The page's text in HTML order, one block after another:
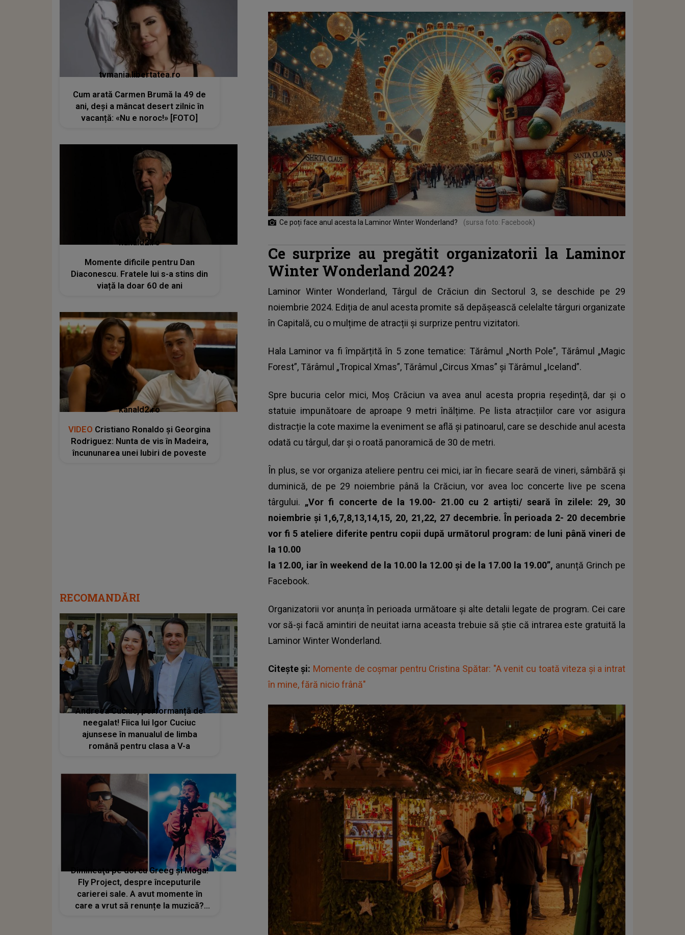
Ce poți face anul acesta la Laminor Winter Wonderland? (sursa foto: Facebook)
Ce surprize au pregătit organizatorii la Laminor
Winter Wonderland 2024?
Laminor Winter Wonderland, Târgul de Crăciun din Sectorul 3, se deschide pe 29
noiembrie 2024. Ediția de anul acesta promite să depășească celelalte târguri organizate
în Capitală, cu o mulțime de atracții și surprize pentru vizitatori.
Hala Laminor va fi împărțită în 5 zone tematice: Tărâmul „North Pole”, Tărâmul „Magic
Forest”, Tărâmul „Tropical Xmas”, Tărâmul „Circus Xmas” și Tărâmul „Iceland”.
Spre bucuria celor mici, Moș Crăciun va avea anul acesta propria reședință, dar și o
statuie impunătoare de aproape 9 metri înălțime. Pe lista atracțiilor care vor asigura
distracție la cote maxime la eveniment se află și patinoarul, care se deschide anul acesta
odată cu târgul, dar și o roată panoramică de 30 de metri.
În plus, se vor organiza ateliere pentru cei mici, iar în fiecare seară de vineri, sâmbără și
duminică, de pe 29 noiembrie până la Crăciun, vor avea loc concerte live pe scena
târgului. „Vor fi concerte de la 19.00- 21.00 cu 2 artiști/ seară în zilele: 29, 30
noiembrie și 1,6,7,8,13,14,15, 20, 21,22, 27 decembrie. În perioada 2- 20 decembrie
vor fi 5 ateliere diferite pentru copii după următorul program: de luni până vineri de
la 10.00
la 12.00, iar în weekend de la 10.00 la 12.00 și de la 17.00 la 19.00”, anunță Grinch pe
Facebook.
Organizatorii vor anunța în perioada următoare și alte detalii legate de program. Cei care
vor să-și facă amintiri de neuitat iarna aceasta trebuie să știe că intrarea este gratuită la
Laminor Winter Wonderland.
Citește și: Momente de coșmar pentru Cristina Spătar: "A venit cu toată viteza și a intrat
în mine, fără nicio frână"
tvmania.libertatea.ro
Cum arată Carmen Brumă la 49 de
ani, deși a mâncat desert zilnic în
vacanță: «Nu e noroc!» [FOTO]
kanald2.ro
Momente dificile pentru Dan
Diaconescu. Fratele lui s-a stins din
viață la doar 60 de ani
kanald2.ro
VIDEO Cristiano Ronaldo și Georgina
Rodriguez: Nunta de vis în Madeira,
încununarea unei Iubiri de poveste
RECOMANDĂRI
Andreea Cuciuc, performanță de
neegalat! Fiica lui Igor Cuciuc
ajunsese în manualul de limba
română pentru clasa a V-a
Dimineaţa pe doi cu Greeg şi Moga!
Fly Project, despre începuturile
carierei sale. A avut momente în
care a vrut să renunțe la muzică?